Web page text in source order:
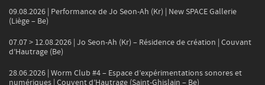
09.08.2026 | Performance de Jo Seon-Ah (Kr) | New SPACE Gallerie
(Liège – Be)
07.07 > 12.08.2026 | Jo Seon-Ah (Kr) – Résidence de création | Couvant
d’Hautrage (Be)
28.06.2026 | Worm Club #4 – Espace d’expérimentations sonores et
numériques | Couvent d’Hautrage (Saint-Ghislain – Be)